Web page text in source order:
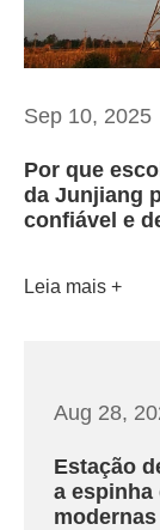
Sep 10, 2025
Por que
da Junjiang
confiável e
Leia mais
Aug 28,
Estação
a espinha
modernas